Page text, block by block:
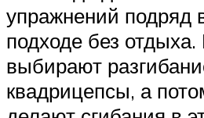
упражнений подряд
подходе без
выбирают
квадрицепсы, а